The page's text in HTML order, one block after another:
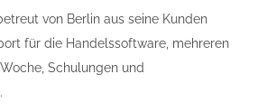
von Berlin aus seine Kunden
für die Handelssoftware, mehreren
Schulungen und